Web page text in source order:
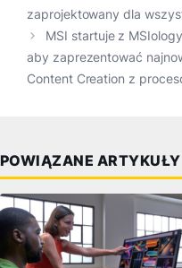
zaprojektowany dla
MSI startuje z
aby zaprezentować
Content Creation z
POWIĄZANE ARTYKUŁY